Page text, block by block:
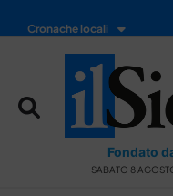
Cronache locali
Fondato
SABATO 8